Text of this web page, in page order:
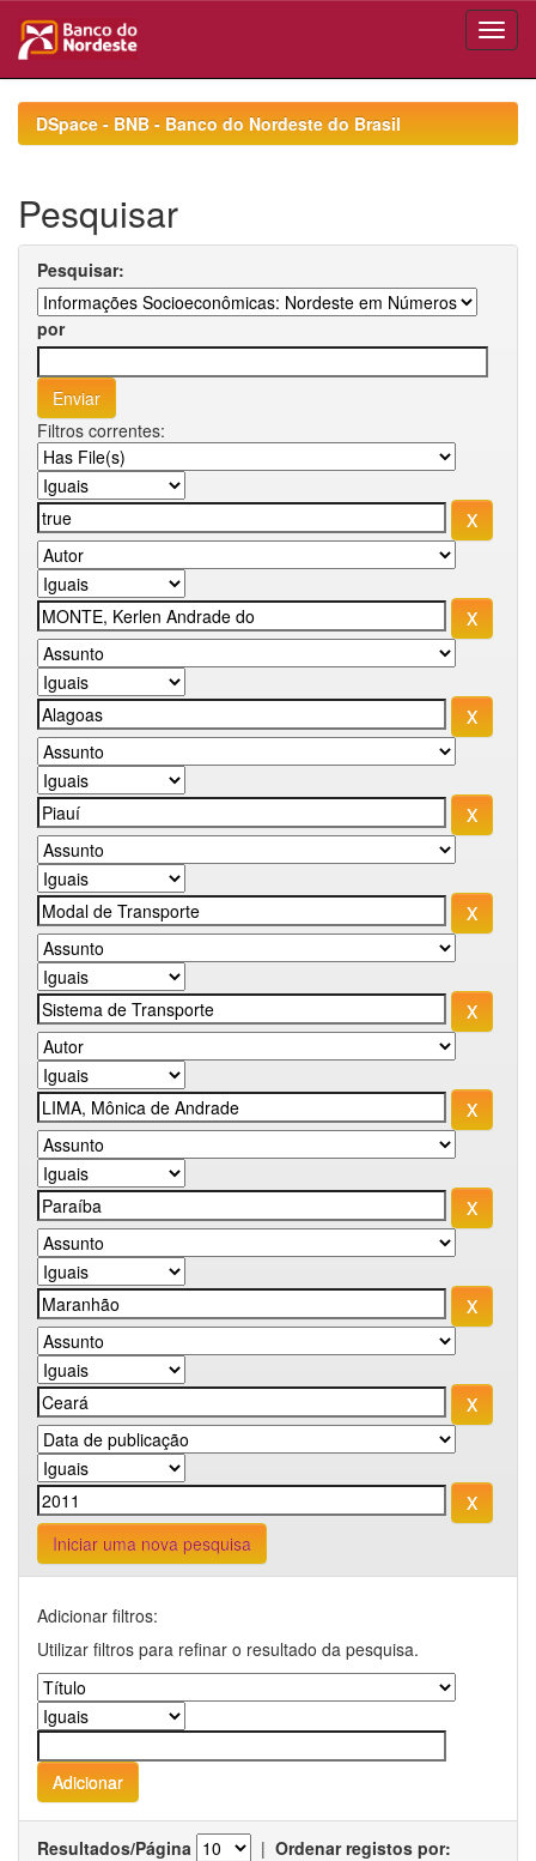
navigationDSpace - BNB - Banco do Nordeste do Brasil
Pesquisar
Pesquisar:
por
Filtros correntes:
Iniciar uma nova pesquisa
Adicionar filtros:
Utilizar filtros para refinar o resultado da pesquisa.
Resultados/Página | Ordenar registos por: